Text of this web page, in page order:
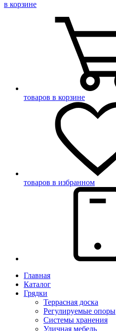
в корзине
товаров в корзине
товаров в избранном
Главная
Каталог
Грядки
Террасная доска
Регулируемые опоры
Системы хранения
Уличная мебель